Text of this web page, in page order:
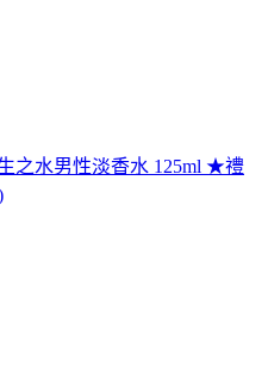
之水男性淡香水 125ml ★禮